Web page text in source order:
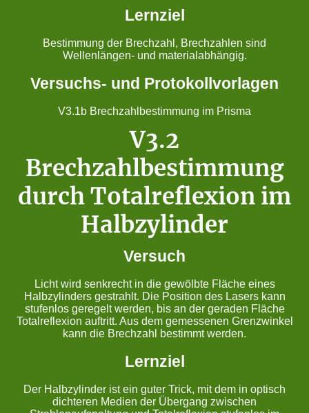
Lernziel
Bestimmung der Brechzahl, Brechzahlen sind
Wellenlängen- und materialabhängig.
Versuchs- und Protokollvorlagen
V3.1b Brechzahlbestimmung im Prisma
V3.2
Brechzahlbestimmung
durch Totalreflexion im
Halbzylinder
Versuch
Licht wird senkrecht in die gewölbte Fläche eines
Halbzylinders gestrahlt. Die Position des Lasers kann
stufenlos geregelt werden, bis an der geraden Fläche
Totalreflexion auftritt. Aus dem gemessenen Grenzwinkel
kann die Brechzahl bestimmt werden.
Lernziel
Der Halbzylinder ist ein guter Trick, mit dem in optisch
dichteren Medien der Übergang zwischen